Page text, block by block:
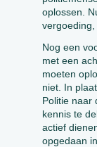
oplossen.
vergoeding,
Nog een
met een
moeten
niet. In
Politie naar
kennis te
actief
opgedaan